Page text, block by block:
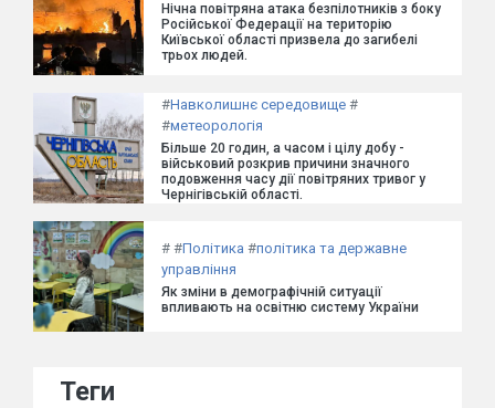
Нічна повітряна атака безпілотників з боку
Російської Федерації на територію
Київської області призвела до загибелі
трьох людей.
#Навколишнє середовище #
#метеорологія
Більше 20 годин, а часом і цілу добу -
військовий розкрив причини значного
подовження часу дії повітряних тривог у
Чернігівській області.
# #Політика #політика та державне
управління
Як зміни в демографічній ситуації
впливають на освітню систему України
Теги